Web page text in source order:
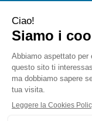
Farmaceutica